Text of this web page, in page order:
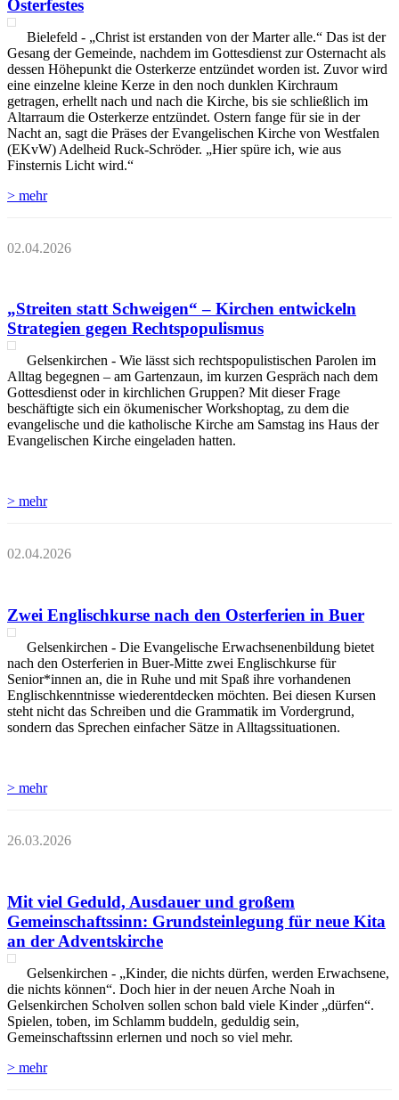
Osterfestes
Bielefeld - „Christ ist erstanden von der Marter alle.“ Das ist der
Gesang der Gemeinde, nachdem im Gottesdienst zur Osternacht als
dessen Höhepunkt die Osterkerze entzündet worden ist. Zuvor wird
eine einzelne kleine Kerze in den noch dunklen Kirchraum
getragen, erhellt nach und nach die Kirche, bis sie schließlich im
Altarraum die Osterkerze entzündet. Ostern fange für sie in der
Nacht an, sagt die Präses der Evangelischen Kirche von Westfalen
(EKvW) Adelheid Ruck-Schröder. „Hier spüre ich, wie aus
Finsternis Licht wird.“
> mehr
02.04.2026
„Streiten statt Schweigen“ – Kirchen entwickeln
Strategien gegen Rechtspopulismus
Gelsenkirchen - Wie lässt sich rechtspopulistischen Parolen im
Alltag begegnen – am Gartenzaun, im kurzen Gespräch nach dem
Gottesdienst oder in kirchlichen Gruppen? Mit dieser Frage
beschäftigte sich ein ökumenischer Workshoptag, zu dem die
evangelische und die katholische Kirche am Samstag ins Haus der
Evangelischen Kirche eingeladen hatten.
> mehr
02.04.2026
Zwei Englischkurse nach den Osterferien in Buer
Gelsenkirchen - Die Evangelische Erwachsenenbildung bietet
nach den Osterferien in Buer-Mitte zwei Englischkurse für
Senior*innen an, die in Ruhe und mit Spaß ihre vorhandenen
Englischkenntnisse wiederentdecken möchten. Bei diesen Kursen
steht nicht das Schreiben und die Grammatik im Vordergrund,
sondern das Sprechen einfacher Sätze in Alltagssituationen.
> mehr
26.03.2026
Mit viel Geduld, Ausdauer und großem
Gemeinschaftssinn: Grundsteinlegung für neue Kita
an der Adventskirche
Gelsenkirchen - „Kinder, die nichts dürfen, werden Erwachsene,
die nichts können“. Doch hier in der neuen Arche Noah in
Gelsenkirchen Scholven sollen schon bald viele Kinder „dürfen“.
Spielen, toben, im Schlamm buddeln, geduldig sein,
Gemeinschaftssinn erlernen und noch so viel mehr.
> mehr